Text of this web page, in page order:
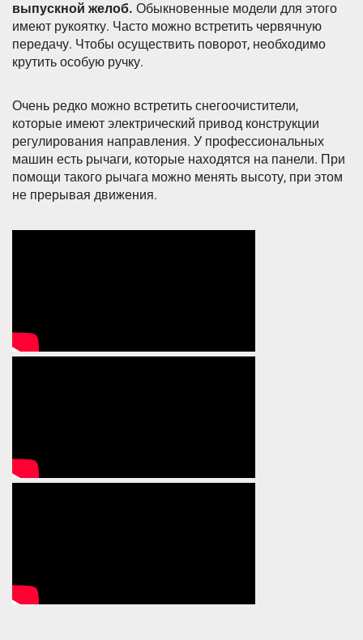
выпускной желоб. Обыкновенные модели для этого
имеют рукоятку. Часто можно встретить червячную
передачу. Чтобы осуществить поворот, необходимо
крутить особую ручку.
Очень редко можно встретить снегоочистители,
которые имеют электрический привод конструкции
регулирования направления. У профессиональных
машин есть рычаги, которые находятся на панели. При
помощи такого рычага можно менять высоту, при этом
не прерывая движения.